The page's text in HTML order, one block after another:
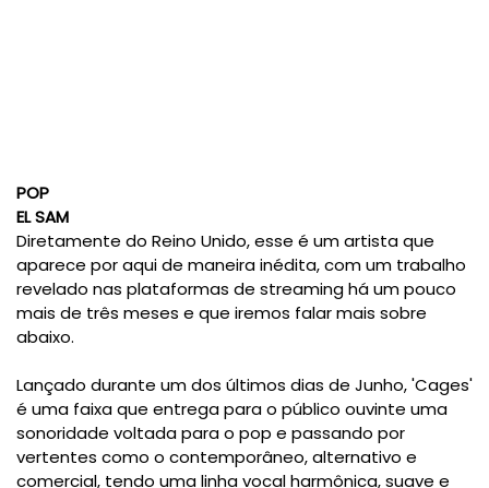
POP
EL SAM
Diretamente do Reino Unido, esse é um artista que
aparece por aqui de maneira inédita, com um trabalho
revelado nas plataformas de streaming há um pouco
mais de três meses e que iremos falar mais sobre
abaixo.
Lançado durante um dos últimos dias de Junho, 'Cages'
é uma faixa que entrega para o público ouvinte uma
sonoridade voltada para o pop e passando por
vertentes como o contemporâneo, alternativo e
comercial, tendo uma linha vocal harmônica, suave e